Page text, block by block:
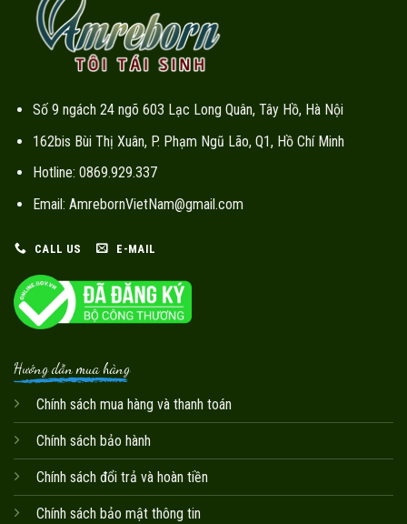
Số 9 ngách 24 ngõ 603 Lạc Long Quân, Tây Hồ, Hà Nội
162bis Bùi Thị Xuân, P. Phạm Ngũ Lão, Q1, Hồ Chí Minh
Hotline: 0869.929.337
Email: AmrebornVietNam@gmail.com
CALL US E-MAIL
Hướng dẫn mua hàng
Chính sách mua hàng và thanh toán
Chính sách bảo hành
Chính sách đổi trả và hoàn tiền
Chính sách bảo mật thông tin